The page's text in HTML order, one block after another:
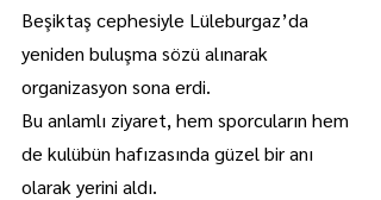
Beşiktaş cephesiyle Lüleburgaz’da
yeniden buluşma sözü alınarak
organizasyon sona erdi.
Bu anlamlı ziyaret, hem sporcuların hem
de kulübün hafızasında güzel bir anı
olarak yerini aldı.